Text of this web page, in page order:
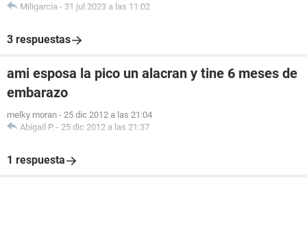
Miligarcia - 31 jul 2023 a las 11:02
3 respuestas
ami esposa la pico un alacran y tine 6 meses de
embarazo
melky moran - 25 dic 2012 a las 21:04
Abigail P. - 25 dic 2012 a las 21:37
1 respuesta